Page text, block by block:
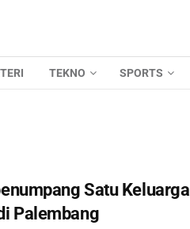
TEKNO SPORTS
Satu Keluarga
Palembang